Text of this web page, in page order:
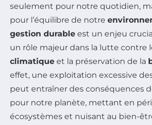
seulement pour notre quotidien,
pour l’équilibre de notre
gestion durable est un enjeu
un rôle majeur dans la lutte contre
climatique et la préservation de la
effet, une exploitation excessive
peut entraîner des conséquences
pour notre planète, mettant en
écosystèmes et nuisant au bien-